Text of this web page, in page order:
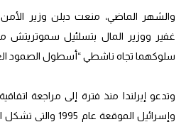
والشهر الماضي، منعت دبلن وزير الأمن
غفير ووزير المال بتسلئيل سموتريتش
سلوكهما تجاه ناشطي “أسطول الصمود
وتدعو إيرلندا منذ فترة إلى مراجعة
وإسرائيل الموقعة